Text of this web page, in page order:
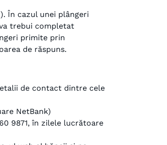
În cazul unei plângeri
trebui completat
primite prin
de răspuns.
de contact dintre cele
NetBank)
9871, în zilele lucrătoare